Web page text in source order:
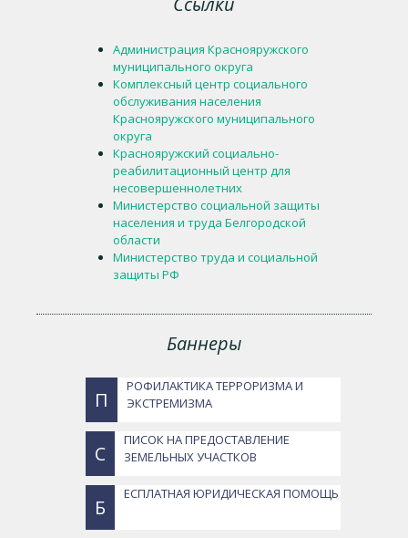
Администрация Краснояружского
муниципального округа
Комплексный центр социального
обслуживания населения
Краснояружского муниципального
округа
Краснояружский социально-
реабилитационный центр для
несовершеннолетних
Министерство социальной защиты
населения и труда Белгородской
области
Министерство труда и социальной
защиты РФ
Баннеры
П
РОФИЛАКТИКА ТЕРРОРИЗМА И
ЭКСТРЕМИЗМА
С
ПИСОК НА ПРЕДОСТАВЛЕНИЕ
ЗЕМЕЛЬНЫХ УЧАСТКОВ
Б
ЕСПЛАТНАЯ ЮРИДИЧЕСКАЯ ПОМОЩЬ